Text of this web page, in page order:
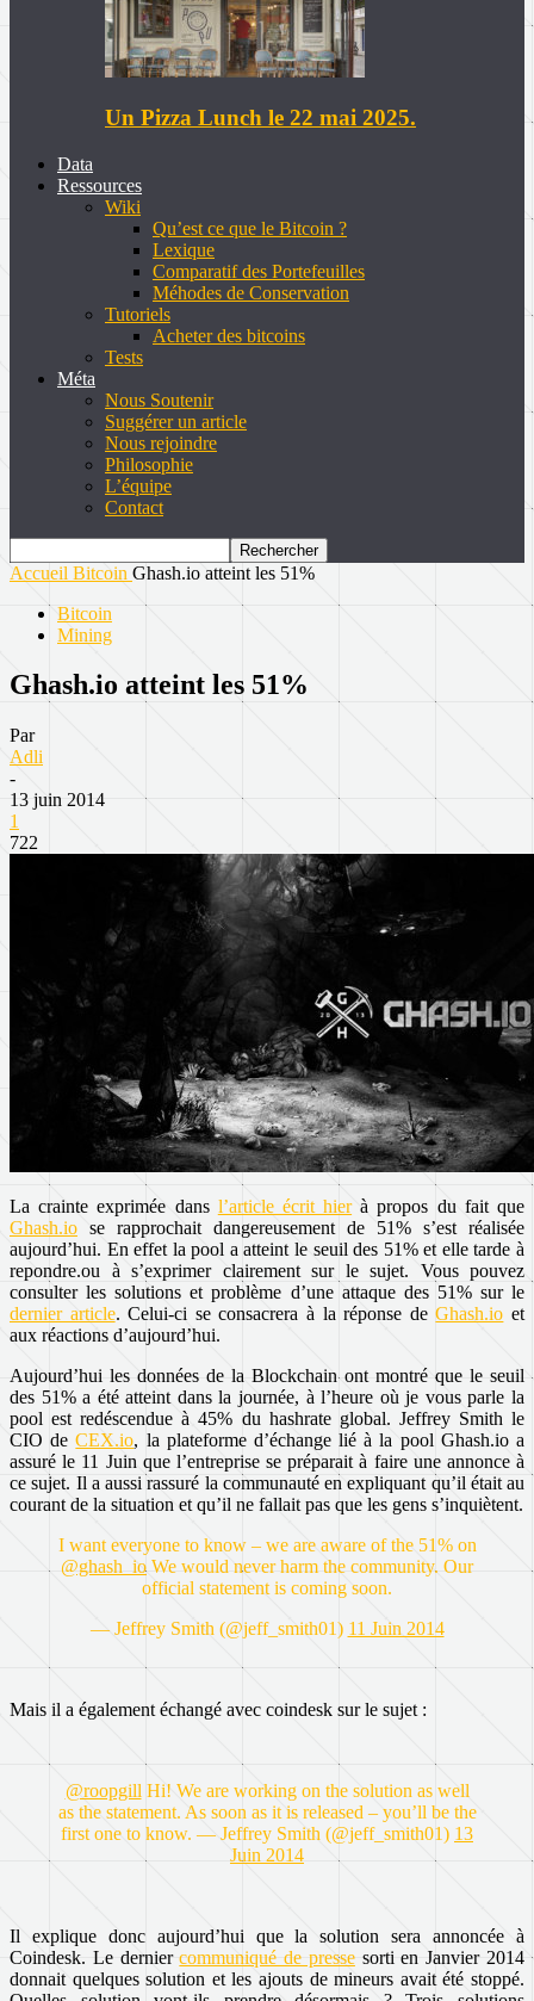
Un Pizza Lunch le 22 mai 2025.
Data
Ressources
Wiki
Qu’est ce que le Bitcoin ?
Lexique
Comparatif des Portefeuilles
Méhodes de Conservation
Tutoriels
Acheter des bitcoins
Tests
Méta
Nous Soutenir
Suggérer un article
Nous rejoindre
Philosophie
L’équipe
Contact
Accueil Bitcoin Ghash.io atteint les 51%
Bitcoin
Mining
Ghash.io atteint les 51%
Par
Adli
-
13 juin 2014
1
722
La crainte exprimée dans l’article écrit hierà propos du fait que
Ghash.io se rapprochait dangereusement de 51% s’est réalisée
aujourd’hui. En effet la pool a atteint le seuil des 51% et elle tarde à
repondre.ou à s’exprimer clairement sur le sujet. Vous pouvez
consulter les solutions et problème d’une attaque des 51% sur le
dernier article. Celui-ci se consacrera à la réponse deGhash.io et
aux réactions d’aujourd’hui.
Aujourd’hui les données de la Blockchain ont montré que le seuil
des 51% a été atteint dans la journée, à l’heure où je vous parle la
pool est redéscendue à 45% du hashrate global. Jeffrey Smith le
CIO deCEX.io, la plateforme d’échange lié à la pool Ghash.io a
assuré le 11 Juin que l’entreprise se préparait à faire une annonce à
ce sujet. Il a aussi rassuré la communauté en expliquant qu’il était au
courant de la situation et qu’il ne fallait pas que les gens s’inquiètent.
I want everyone to know – we are aware of the 51% on
@ghash_io We would never harm the community. Our
official statement is coming soon.
— Jeffrey Smith (@jeff_smith01) 11 Juin 2014
Mais il a également échangé avec coindesk sur le sujet :
@roopgill Hi! We are working on the solution as well
as the statement. As soon as it is released – you’ll be the
first one to know. — Jeffrey Smith (@jeff_smith01) 13
Juin 2014
Il explique donc aujourd’hui que la solution sera annoncée à
Coindesk. Le derniercommuniqué de pressesorti en Janvier 2014
donnait quelques solution et les ajouts de mineurs avait été stoppé.